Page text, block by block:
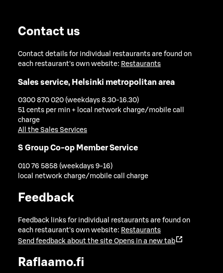
Contact us
Contact details for individual restaurants are found on
each restaurant's own website: Restaurants
Sales service, Helsinki metropolitan area
0300 870 020 (weekdays 8.30-16.30)
51 cents per min + local network charge/mobile call
charge
All the Sales Services
S Group Co-op Member Service
010 76 5858 (weekdays 9-16)
local network charge/mobile call charge
Feedback
Feedback links for individual restaurants are found on
each restaurant's own website: Restaurants
Send feedback about the site Opens in a new tab
Raflaamo.fi